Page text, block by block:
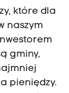
które dla
naszym
gminy,
pieniędzy.